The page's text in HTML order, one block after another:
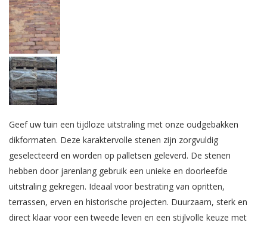
Geef uw tuin een tijdloze uitstraling met onze oudgebakken
dikformaten. Deze karaktervolle stenen zijn zorgvuldig
geselecteerd en worden op palletsen geleverd. De stenen
hebben door jarenlang gebruik een unieke en doorleefde
uitstraling gekregen. Ideaal voor bestrating van opritten,
terrassen, erven en historische projecten. Duurzaam, sterk en
direct klaar voor een tweede leven en een stijlvolle keuze met